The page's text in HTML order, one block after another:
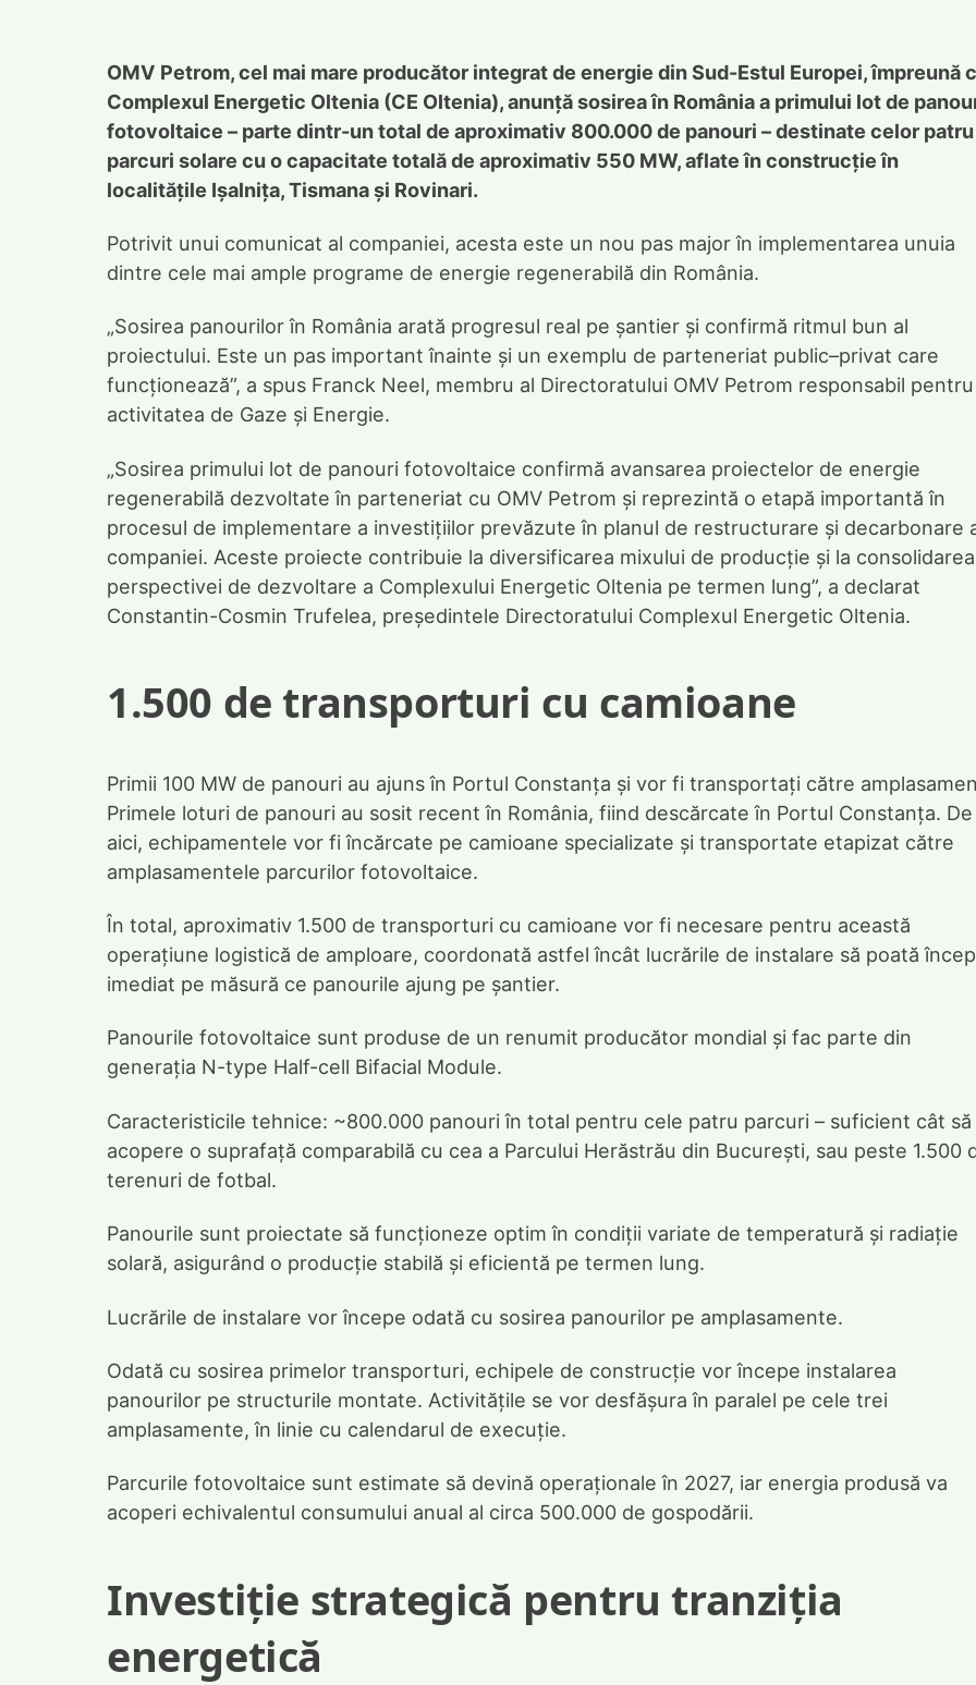
OMV Petrom, cel mai mare producător integrat de energie din Sud-Estul Europei, împreună
Complexul Energetic Oltenia (CE Oltenia), anunță sosirea în România a primului lot de
fotovoltaice – parte dintr-un total de aproximativ 800.000 de panouri – destinate celor patru
parcuri solare cu o capacitate totală de aproximativ 550 MW, aflate în construcție în
localitățile Ișalnița, Tismana și Rovinari.
Potrivit unui comunicat al companiei, acesta este un nou pas major în implementarea unuia
dintre cele mai ample programe de energie regenerabilă din România.
„Sosirea panourilor în România arată progresul real pe șantier și confirmă ritmul bun al
proiectului. Este un pas important înainte și un exemplu de parteneriat public–privat care
funcționează”, a spus Franck Neel, membru al Directoratului OMV Petrom responsabil pentru
activitatea de Gaze și Energie.
„Sosirea primului lot de panouri fotovoltaice confirmă avansarea proiectelor de energie
regenerabilă dezvoltate în parteneriat cu OMV Petrom și reprezintă o etapă importantă în
procesul de implementare a investițiilor prevăzute în planul de restructurare și decarbonare
companiei. Aceste proiecte contribuie la diversificarea mixului de producție și la consolidarea
perspectivei de dezvoltare a Complexului Energetic Oltenia pe termen lung”, a declarat
Constantin-Cosmin Trufelea, președintele Directoratului Complexul Energetic Oltenia.
1.500 de transporturi cu camioane
Primii 100 MW de panouri au ajuns în Portul Constanța și vor fi transportați către
Primele loturi de panouri au sosit recent în România, fiind descărcate în Portul Constanța. De
aici, echipamentele vor fi încărcate pe camioane specializate și transportate etapizat către
amplasamentele parcurilor fotovoltaice.
În total, aproximativ 1.500 de transporturi cu camioane vor fi necesare pentru această
operațiune logistică de amploare, coordonată astfel încât lucrările de instalare să poată
imediat pe măsură ce panourile ajung pe șantier.
Panourile fotovoltaice sunt produse de un renumit producător mondial și fac parte din
generația N-type Half-cell Bifacial Module.
Caracteristicile tehnice: ~800.000 panouri în total pentru cele patru parcuri – suficient cât să
acopere o suprafață comparabilă cu cea a Parcului Herăstrău din București, sau peste 1.500
terenuri de fotbal.
Panourile sunt proiectate să funcționeze optim în condiții variate de temperatură și radiație
solară, asigurând o producție stabilă și eficientă pe termen lung.
Lucrările de instalare vor începe odată cu sosirea panourilor pe amplasamente.
Odată cu sosirea primelor transporturi, echipele de construcție vor începe instalarea
panourilor pe structurile montate. Activitățile se vor desfășura în paralel pe cele trei
amplasamente, în linie cu calendarul de execuție.
Parcurile fotovoltaice sunt estimate să devină operaționale în 2027, iar energia produsă va
acoperi echivalentul consumului anual al circa 500.000 de gospodării.
Investiție strategică pentru tranziția
energetică